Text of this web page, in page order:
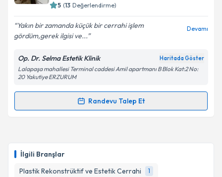
İlgili Branşlar
Plastik Rekonstrüktif ve Estetik Cerrahi
1
5 (13 Değerlendirme)
Yakın bir zamanda küçük bir cerrahi işlem
gördüm,gerek ilgisi ve...
Devamı
Op. Dr. Selma Estetik Klinik Haritada Göster
Lalapaşa mahallesi Terminal caddesi Amil apartmanı B Blok Kat:2 No:
20 Yakutiye ERZURUM
Randevu Talep Et
Randevu Takvimi Talebi
almanız için bir takvim hazırlandığında e-posta ile
bilgilendireceğiz.